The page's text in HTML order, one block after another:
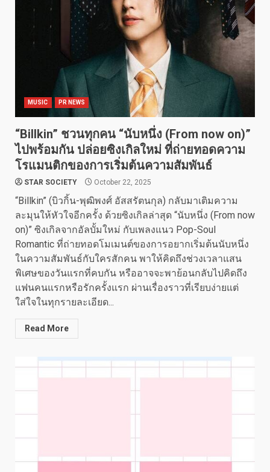
MUSIC PR NEWS
“Billkin” ชวนทุกคน “นับหนึ่ง (From now on)”
ไปพร้อมกัน ปล่อยซิงเกิลใหม่ ที่ถ่ายทอดความ
โรแมนติกของการเริ่มต้นความสัมพันธ์
STAR SOCIETY October 22, 2025
“Billkin” (บิวกิ้น-พุฒิพงศ์ อัสสรัตนกุล) กลับมาเติมความ
ละมุนให้หัวใจอีกครั้ง ด้วยซิงเกิลล่าสุด “นับหนึ่ง (From now
on)” ซิงเกิลจากอัลบั้มใหม่ กับเพลงแนว Pop-Soul
Romantic ที่ถ่ายทอดโมเมนต์ของการอยากเริ่มต้นนับหนึ่ง
ในความสัมพันธ์กับใครสักคน พาให้คิดถึงช่วงเวลาแสน
พิเศษของวันแรกที่คบกัน หรืออาจจะพาย้อนกลับไปคิดถึง
แฟนคนแรกหรือรักครั้งแรก ผ่านเรื่องราวที่เรียบง่ายแต่
ใส่ใจในทุกรายละเอียด...
Read More